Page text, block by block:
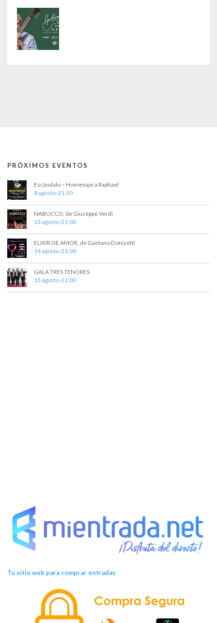
PRÓXIMOS EVENTOS
Escándalo – Homenaje a Raphael
8 agosto-21:30
NABUCCO, de Giuseppe Verdi
13 agosto-21:00
ELIXIR DE AMOR, de Gaetano Donizetti
14 agosto-21:00
GALA TRES TENORES
15 agosto-21:00
Tu sitio web para comprar entradas